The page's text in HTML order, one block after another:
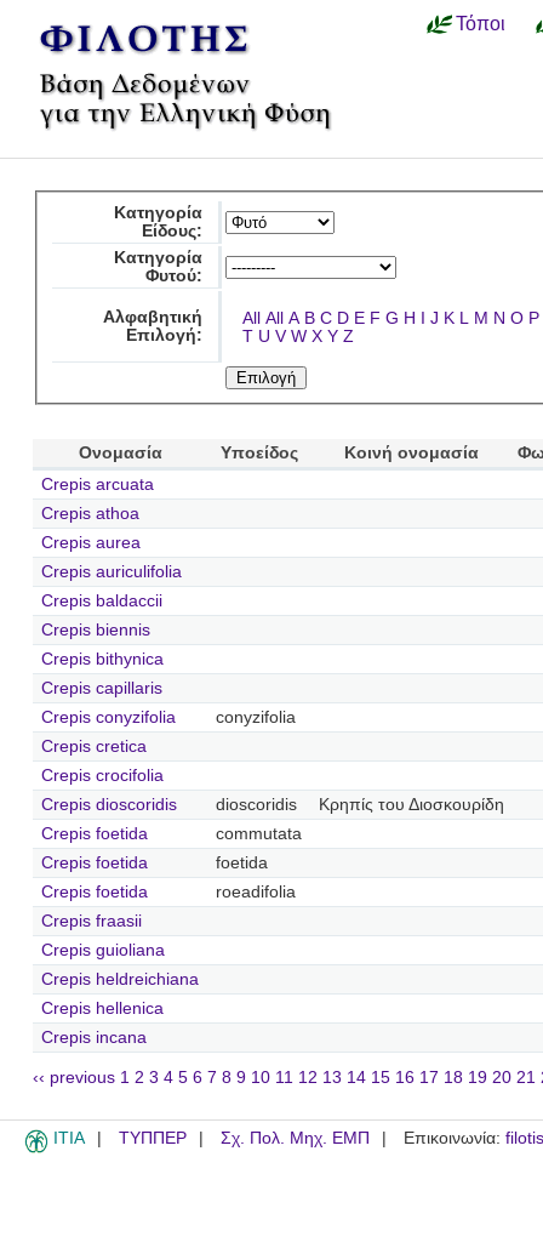
Τόποι
Κατηγορία
Είδους:
Κατηγορία
Φυτού:
Αλφαβητική
Επιλογή:
All All A B C D E F G H I J K L M N O P
T U V W X Y Z
Ονομασία Υποείδος Κοινή ονομασία
Crepis arcuata
Crepis athoa
Crepis aurea
Crepis auriculifolia
Crepis baldaccii
Crepis biennis
Crepis bithynica
Crepis capillaris
Crepis conyzifolia
conyzifolia
Crepis cretica
Crepis crocifolia
Crepis dioscoridis
dioscoridis
Κρηπίς του Διοσκουρίδη
Crepis foetida
commutata
Crepis foetida
foetida
Crepis foetida
roeadifolia
Crepis fraasii
Crepis guioliana
Crepis heldreichiana
Crepis hellenica
Crepis incana
‹‹ previous 1 2 3 4 5 6 7 8 9 10 11 12 13 14 15 16 17 18 19 20 21
ITIA ΤΥΠΠΕΡ Σχ. Πολ. Μηχ. ΕΜΠ Επικοινωνία: